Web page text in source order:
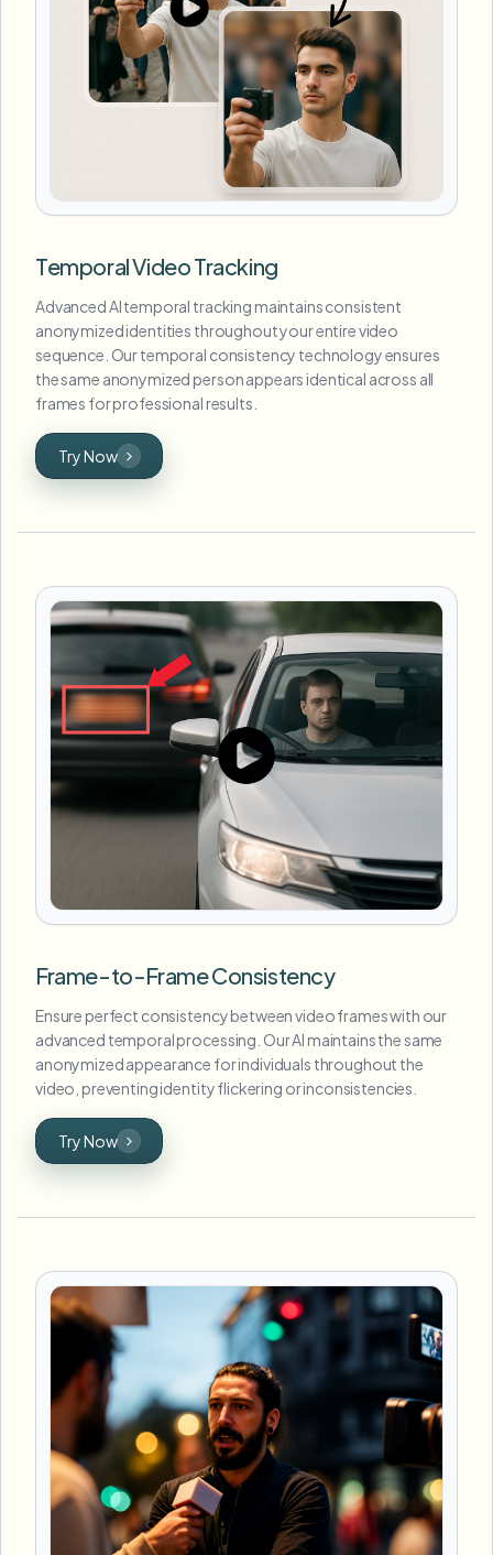
Temporal Video Tracking
Advanced AI temporal tracking maintains consistent
anonymized identities throughout your entire video
sequence. Our temporal consistency technology ensures
the same anonymized person appears identical across all
frames for professional results.
Try Now
Frame-to-Frame Consistency
Ensure perfect consistency between video frames with our
advanced temporal processing. Our AI maintains the same
anonymized appearance for individuals throughout the
video, preventing identity flickering or inconsistencies.
Try Now